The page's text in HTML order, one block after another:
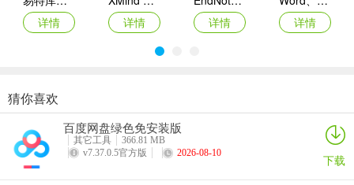
详情
详情
详情
详情
EXCEL必备工具箱
详情
启信宝
详情
procepool流程建模系统
恒源好用订单管理系统
猜你喜欢
百度网盘绿色免安装版
其它工具
366.81 MB
v7.37.0.5官方版
2026-08-10 下载